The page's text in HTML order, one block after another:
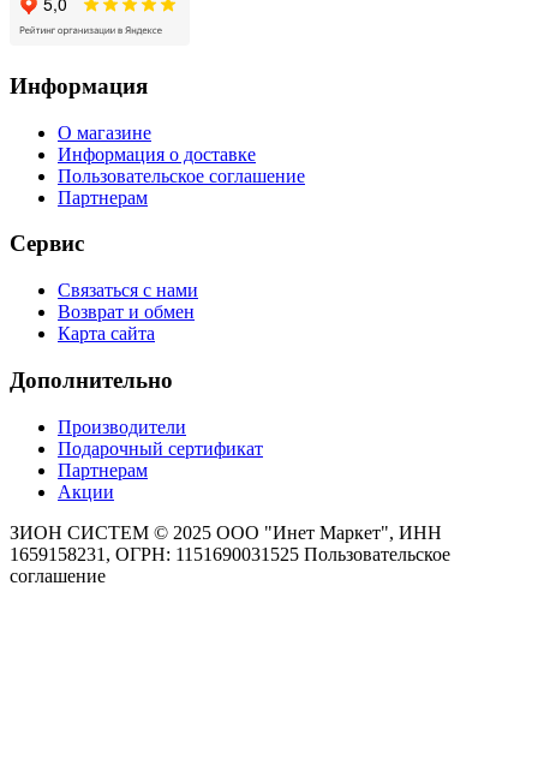
Информация
О магазине
Информация о доставке
Пользовательское соглашение
Партнерам
Сервис
Связаться с нами
Возврат и обмен
Карта сайта
Дополнительно
Производители
Подарочный сертификат
Партнерам
Акции
ЗИОН СИСТЕМ © 2025 ООО "Инет Маркет", ИНН
1659158231, ОГРН: 1151690031525 Пользовательское
соглашение